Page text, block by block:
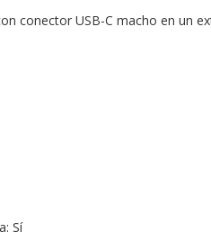
conector USB-C macho en un
Sí